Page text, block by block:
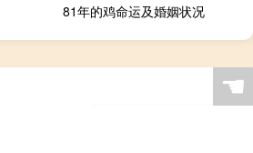
81年的鸡命运及婚姻状况
☚